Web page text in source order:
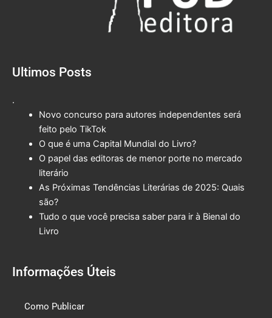
Ultimos Posts
.
Novo concurso para autores independentes será
feito pelo TikTok
O que é uma Capital Mundial do Livro?
O papel das editoras de menor porte no mercado
literário
As Próximas Tendências Literárias de 2025: Quais
são?
Tudo o que você precisa saber para ir à Bienal do
Livro
Informações Úteis
Como Publicar